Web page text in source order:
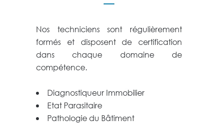
Nos techniciens sont régulièrement
formés et disposent de certification
dans chaque domaine de
compétence.
Diagnostiqueur Immobilier
Etat Parasitaire
Pathologie du Bâtiment